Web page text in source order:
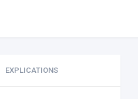
EXPLICATIONS